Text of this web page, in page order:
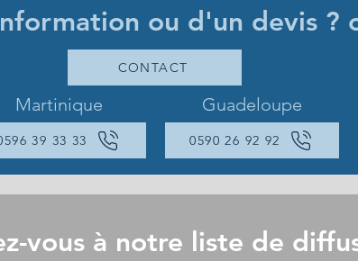
ou d'un devis ?
CONTACT
Martinique Guadeloupe
39 33 33 0590 26 92 92
vous à notre liste de